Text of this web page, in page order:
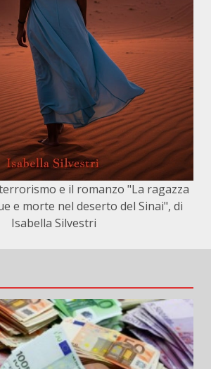
e il romanzo "La ragazza
e morte nel deserto del Sinai", di
Isabella Silvestri